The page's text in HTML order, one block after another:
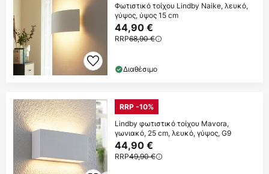
Φωτιστικό τοίχου Lindby Naike, λευκό,
γύψος, ύψος 15 cm
44,90 €
RRP68,90 €
Διαθέσιμο
RRP -10%
Lindby φωτιστικό τοίχου Mavora,
γωνιακό, 25 cm, λευκό, γύψος, G9
44,90 €
RRP49,90 €